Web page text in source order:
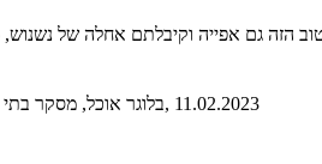
של נשנוש, 135 קלוריות למנה, 139 קלוריות ל-100 גרם
, בלוגר אוכל, מסקר, 11.02.2023